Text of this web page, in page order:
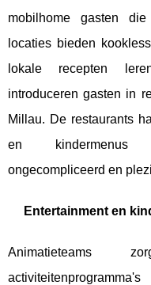
mobilhome gasten
locaties bieden
lokale recepten
introduceren gasten in
Millau. De restaurants
en kindermenus
ongecompliceerd en
Entertainment en
Animatieteams